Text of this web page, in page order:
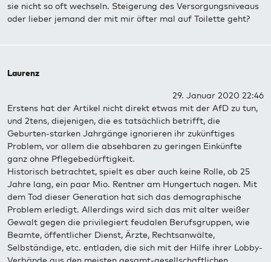
sie nicht so oft wechseln. Steigerung des Versorgungsniveaus
oder lieber jemand der mit mir öfter mal auf Toilette geht?
Laurenz
29. Januar 2020 22:46
Erstens hat der Artikel nicht direkt etwas mit der AfD zu tun,
und 2tens, diejenigen, die es tatsächlich betrifft, die
Geburten-starken Jahrgänge ignorieren ihr zukünftiges
Problem, vor allem die absehbaren zu geringen Einkünfte
ganz ohne Pflegebedürftigkeit.
Historisch betrachtet, spielt es aber auch keine Rolle, ob 25
Jahre lang, ein paar Mio. Rentner am Hungertuch nagen. Mit
dem Tod dieser Generation hat sich das demographische
Problem erledigt. Allerdings wird sich das mit alter weißer
Gewalt gegen die privilegiert feudalen Berufsgruppen, wie
Beamte, öffentlicher Dienst, Ärzte, Rechtsanwälte,
Selbständige, etc. entladen, die sich mit der Hilfe ihrer Lobby-